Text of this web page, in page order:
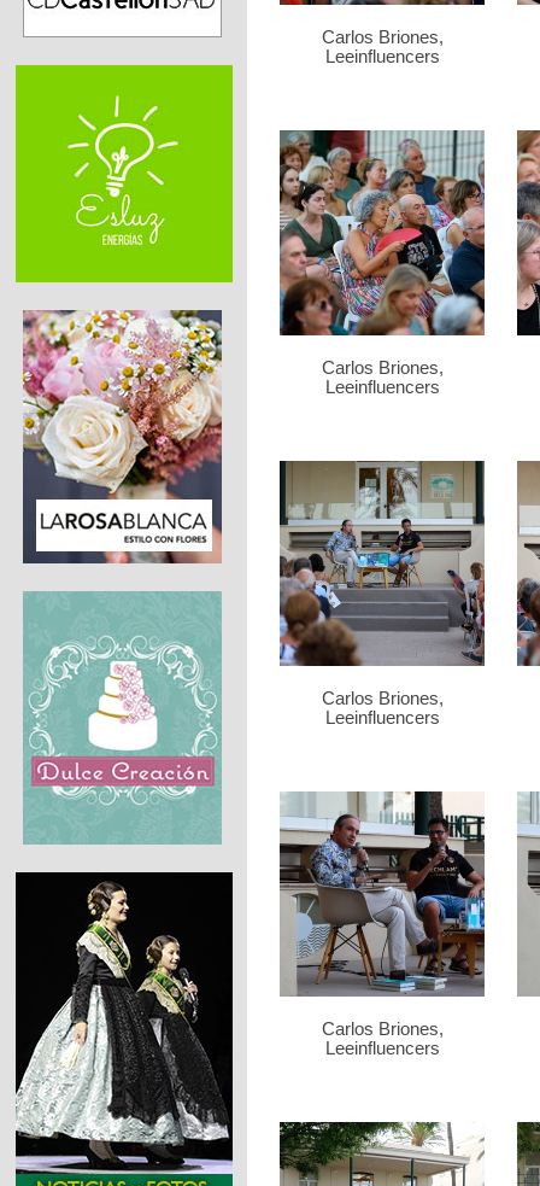
Carlos Briones,
Leeinfluencers
Carlos Briones,
Leeinfluencers
Carlos Briones,
Leeinfluencers
Carlos Briones,
Leeinfluencers